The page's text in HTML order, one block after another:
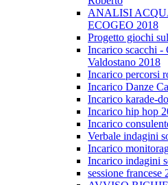
ANALISI
ECOGEO 2018
Progetto giochi
Incarico scacchi -
Valdostano 2018
Incarico percorsi
Incarico Danze
Incarico karade-
Incarico hip hop
Incarico
Verbale indagini
Incarico
Incarico indagini
sessione francese